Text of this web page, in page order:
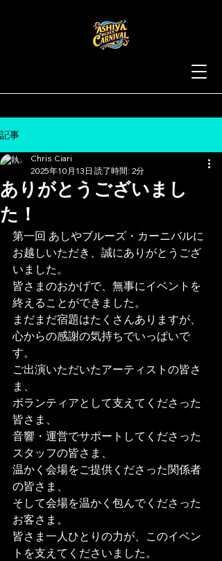
記事
ありがとうございまし
た！
Chris Ciari
2025年10月13日 読了時間: 2分
第一回 あしやブルーズ・カーニバルに
お越しいただき、誠にありがとうござ
いました。
皆さまのおかげで、無事にイベントを
終えることができました。
まだまだ宿題はたくさんありますが、
心からの感謝の気持ちでいっぱいで
す。
ご出演いただいたアーティストの皆さ
ま、
ボランティアとして支えてくださった
皆さま、
音響・運営でサポートしてくださった
スタッフの皆さま、
温かく会場をご提供くださった関係者
の皆さま、
そして会場を温かく包んでくださった
お客さま。
皆さま一人ひとりの力が、このイベン
トを支えてくださいました。